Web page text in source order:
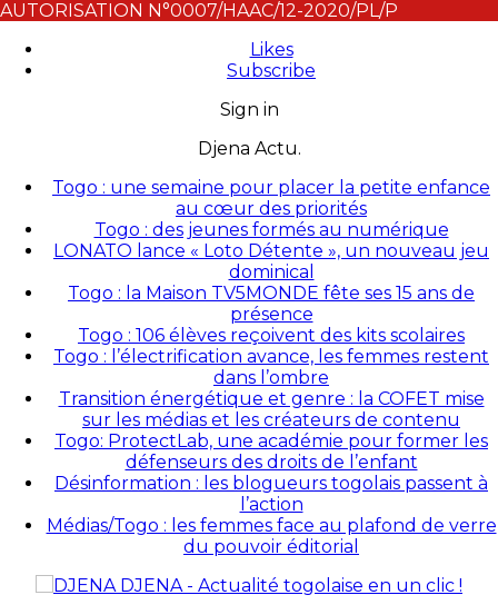
AUTORISATION N°0007/HAAC/12-2020/PL/P
Likes
Subscribe
Sign in
Djena Actu.
Togo : une semaine pour placer la petite enfance
au cœur des priorités
Togo : des jeunes formés au numérique
LONATO lance « Loto Détente », un nouveau jeu
dominical
Togo : la Maison TV5MONDE fête ses 15 ans de
présence
Togo : 106 élèves reçoivent des kits scolaires
Togo : l’électrification avance, les femmes restent
dans l’ombre
Transition énergétique et genre : la COFET mise
sur les médias et les créateurs de contenu
Togo: ProtectLab, une académie pour former les
défenseurs des droits de l’enfant
Désinformation : les blogueurs togolais passent à
l’action
Médias/Togo : les femmes face au plafond de verre
du pouvoir éditorial
DJENA - Actualité togolaise en un clic !